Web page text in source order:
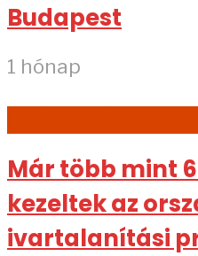
Budapest
1 hónap
Már több mint
kezeltek az
ivartalanítási